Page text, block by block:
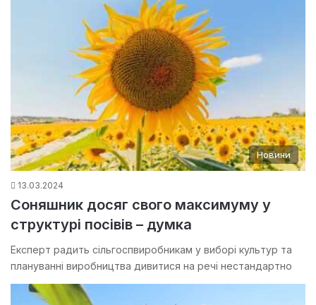
Новини
13.03.2024
Соняшник досяг свого максимуму у
структурі посівів – думка
Експерт радить сільгоспвиробникам у виборі культур та
плануванні виробництва дивитися на речі нестандартно